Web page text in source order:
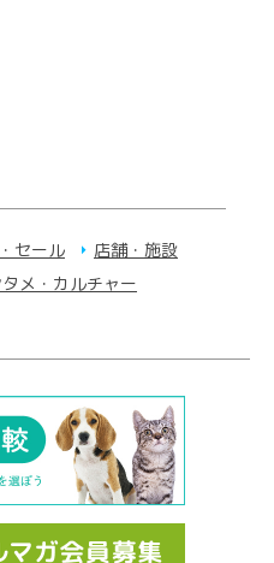
セール
店舗・施設
メ・カルチャー